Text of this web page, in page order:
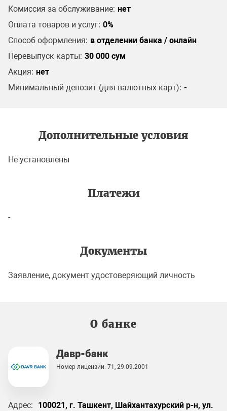
Комиссия за обслуживание: нет
Оплата товаров и услуг: 0%
Способ оформления: в отделении банка / онлайн
Перевыпуск карты: 30 000 сум
Акция: нет
Минимальный депозит (для валютных карт): -
Дополнительные условия
Не установлены
Платежи
-
Документы
Заявление, документ удостоверяющий личность
О банке
Давр-банк
Номер лицензии: 71, 29.09.2001
Адрес:
100021, г. Ташкент, Шайхантахурский р-н, ул.